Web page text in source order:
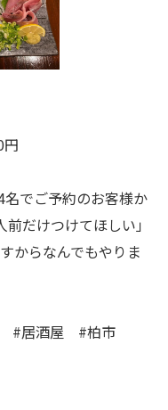
でご予約のお客様か
だけつけてほしい」
からなんでもやりま
#居酒屋 #柏市